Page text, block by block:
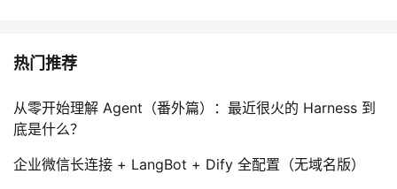
热门推荐
从零开始理解 Agent（番外篇）：最近很火的 Harness 到
底是什么？
企业微信长连接 + LangBot + Dify 全配置（无域名版）